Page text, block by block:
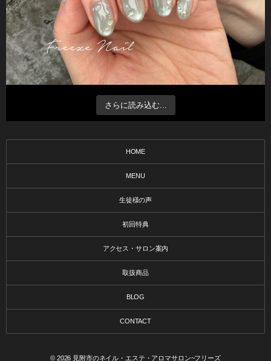
さらに読み込む...
HOME
MENU
生徒様の声
初回特典
アクセス・サロン案内
取扱商品
BLOG
CONTACT
© 2026 見附市のネイル・エステ・アロマサロン~フリーズ